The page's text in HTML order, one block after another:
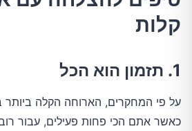
קלות
1. תזמון הוא הכל
על פי המחקרים, הארוחה הקלה ביותר
כאשר אתם הכי פחות פעילים, עבור